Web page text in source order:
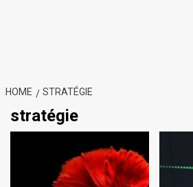
HOME STRATÉGIE
stratégie